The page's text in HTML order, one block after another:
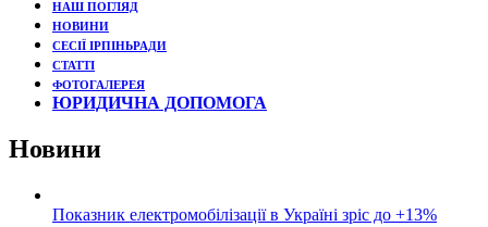
НАШ ПОГЛЯД
НОВИНИ
СЕСІЇ ІРПІНЬРАДИ
СТАТТІ
ФОТОГАЛЕРЕЯ
ЮРИДИЧНА ДОПОМОГА
Новини
Показник електромобілізації в Україні зріс до +13%